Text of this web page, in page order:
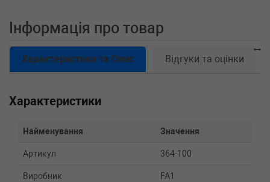
Інформація про товар
Характеристики та Опис Відгуки та оцінки
Характеристики
Найменування Значення
Артикул 364-100
Виробник FA1